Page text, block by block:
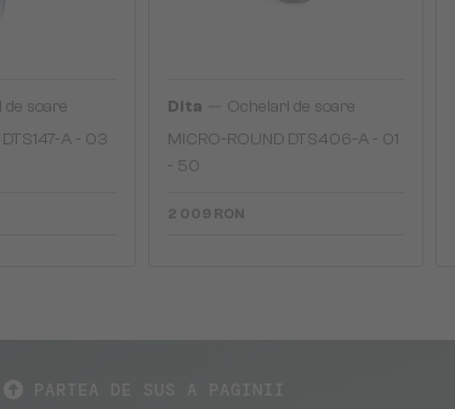
de soare
A - 03
Dita
Ochelari de soare
MICRO-ROUND DTS406-A - 01
- 50
2 009 RON